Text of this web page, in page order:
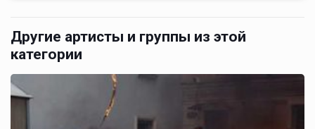
Другие артисты и группы из этой
категории